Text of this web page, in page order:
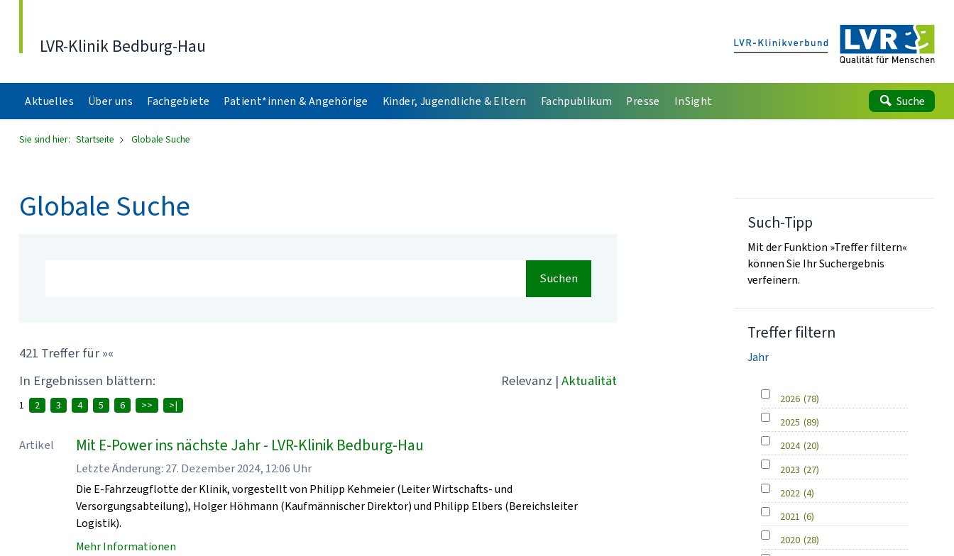
LVR-Klinik Bedburg-Hau
Aktuelles Über uns Fachgebiete Patient*innen & Angehörige Kinder, Jugendliche & Eltern Fachpublikum Presse InSight Suche
Sie sind hier: Startseite Globale Suche
Globale Suche
Suchen
421 Treffer für »«
In Ergebnissen blättern:
Relevanz | Aktualität
1 2 3 4 5 6 >> >|
Artikel Mit E-Power ins nächste Jahr - LVR-Klinik Bedburg-Hau
Letzte Änderung: 27. Dezember 2024, 12:06 Uhr
Die E-Fahrzeugflotte der Klinik, vorgestellt von Philipp Kehmeier (Leiter Wirtschafts- und
Versorgungsabteilung), Holger Höhmann (Kaufmännischer Direktor) und Philipp Elbers (Bereichsleiter
Logistik).
Mehr Informationen
Such-Tipp
Mit der Funktion »Treffer filtern«
können Sie Ihr Suchergebnis
verfeinern.
Treffer filtern
Jahr
2026 (78)
2025 (89)
2024 (20)
2023 (27)
2022 (4)
2021 (6)
2020 (28)